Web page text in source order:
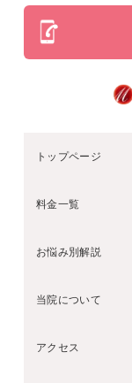
トップページ
料金一覧
お悩み別解説
当院について
アクセス